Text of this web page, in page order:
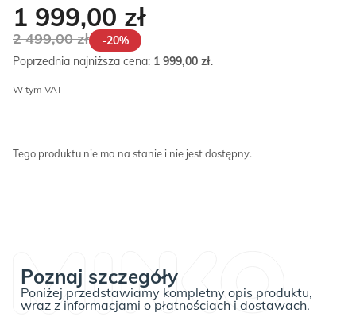
1 999,00 zł
2 499,00zł
-20%
Poprzednia najniższa cena: 1 999,00 zł.
W tym VAT
Tego produktu nie ma na stanie i nie jest dostępny.
Poznaj szczegóły
Poniżej przedstawiamy kompletny opis produktu,
wraz z informacjami o płatnościach i dostawach.